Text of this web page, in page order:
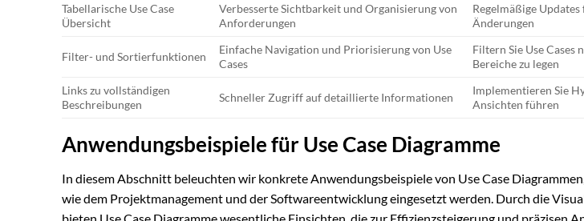
Tabellarische Use Case
Übersicht
Verbesserte Sichtbarkeit und Organisierung von
Anforderungen
Regelmäßige
Änderungen
Filter- und Sortierfunktionen
Einfache Navigation und Priorisierung von Use
Cases
Filtern Sie Use
Bereiche zu legen
Links zu vollständigen
Beschreibungen
Schneller Zugriff auf detaillierte Informationen
Implementieren Sie
Ansichten führen
Anwendungsbeispiele für Use Case Diagramme
In diesem Abschnitt beleuchten wir konkrete Anwendungsbeispiele von Use Case
wie dem Projektmanagement und der Softwareentwicklung eingesetzt werden. Durch die